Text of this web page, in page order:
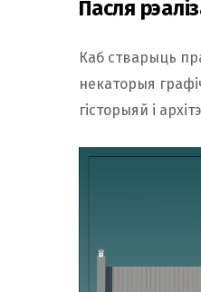
Пасля
Каб стварыць
некаторыя
гісторыяй і